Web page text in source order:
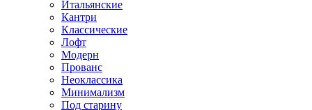
Итальянские
Кантри
Классические
Лофт
Модерн
Прованс
Неоклассика
Минимализм
Под старину